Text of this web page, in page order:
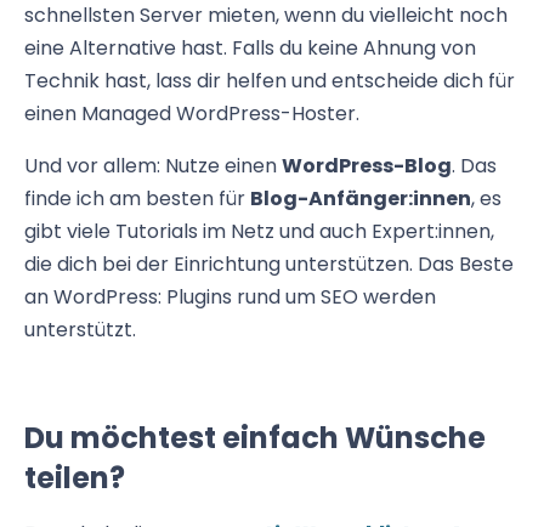
schnellsten Server mieten, wenn du vielleicht noch
eine Alternative hast. Falls du keine Ahnung von
Technik hast, lass dir helfen und entscheide dich für
einen Managed WordPress-Hoster.
Und vor allem: Nutze einenWordPress-Blog. Das
finde ich am besten für Blog-Anfänger:innen, es
gibt viele Tutorials im Netz und auch Expert:innen,
die dich bei der Einrichtung unterstützen. Das Beste
an WordPress: Plugins rund um SEO werden
unterstützt.
Du möchtest einfach Wünsche
teilen?